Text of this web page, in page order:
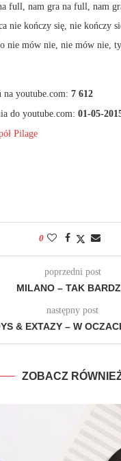
full, nam gra na full, nam
nie kończy się, nie kończy
nie mów nie, nie mów nie,
na youtube.com: 7 612
do youtube.com: 01-05-
Pilage
0
poprzedni post
MILANO – TAK
następny post
& EXTAZY – W
ZOBACZ